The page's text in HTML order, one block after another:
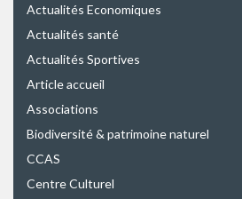
Actualités Economiques
Actualités santé
Actualités Sportives
Article accueil
Associations
Biodiversité & patrimoine naturel
CCAS
Centre Culturel